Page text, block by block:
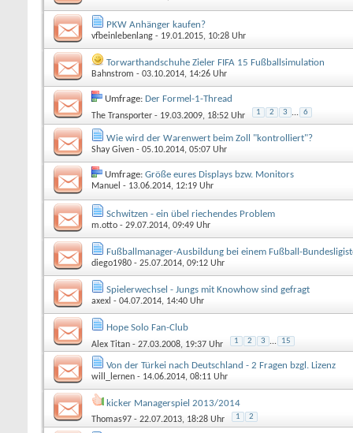
PKW Anhänger kaufen?
vfbeinlebenlang - 19.01.2015, 10:28 Uhr
Torwarthandschuhe Zieler FIFA 15 Fußballsimulation
Bahnstrom - 03.10.2014, 14:26 Uhr
Umfrage: Der Formel-1-Thread
The Transporter - 19.03.2009, 18:52 Uhr 1 2 3 ... 6
Wie wird der Warenwert beim Zoll "kontrolliert"?
Shay Given - 05.10.2014, 05:07 Uhr
Umfrage: Größe eures Displays bzw. Monitors
Manuel - 13.06.2014, 12:19 Uhr
Schwitzen - ein übel riechendes Problem
m.otto - 29.07.2014, 09:49 Uhr
Fußballmanager-Ausbildung bei einem Fußball-
diego1980 - 25.07.2014, 09:12 Uhr
Spielerwechsel - Jungs mit Knowhow sind gefragt
axexl - 04.07.2014, 14:40 Uhr
Hope Solo Fan-Club
Alex Titan - 27.03.2008, 19:37 Uhr 1 2 3 ... 15
Von der Türkei nach Deutschland - 2 Fragen bzgl. Lizenz
will_lernen - 14.06.2014, 08:11 Uhr
kicker Managerspiel 2013/2014
Thomas97 - 22.07.2013, 18:28 Uhr 1 2